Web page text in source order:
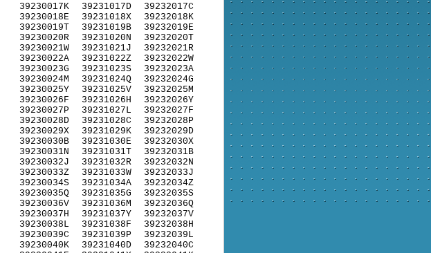
39230017K
39230018E
39230019T
39230020R
39230021W
39230022A
39230023G
39230024M
39230025Y
39230026F
39230027P
39230028D
39230029X
39230030B
39230031N
39230032J
39230033Z
39230034S
39230035Q
39230036V
39230037H
39230038L
39230039C
39230040K
39231017D
39231018X
39231019B
39231020N
39231021J
39231022Z
39231023S
39231024Q
39231025V
39231026H
39231027L
39231028C
39231029K
39231030E
39231031T
39231032R
39231033W
39231034A
39231035G
39231036M
39231037Y
39231038F
39231039P
39231040D
39232017C
39232018K
39232019E
39232020T
39232021R
39232022W
39232023A
39232024G
39232025M
39232026Y
39232027F
39232028P
39232029D
39232030X
39232031B
39232032N
39232033J
39232034Z
39232035S
39232036Q
39232037V
39232038H
39232039L
39232040C